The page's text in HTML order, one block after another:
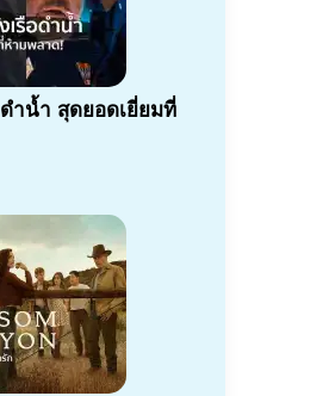
ำน้ำ สุดยอดเยี่ยมที่